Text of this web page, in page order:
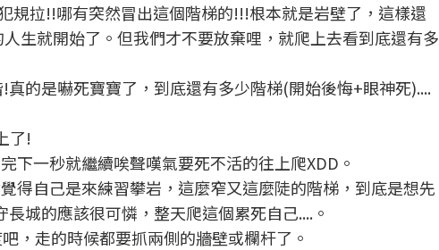
規拉!!哪有突然冒出這個階梯的!!!根本就是岩壁了，這樣還
生就開始了。但我們才不要放棄哩，就爬上去看到底還有多
的是嚇死寶寶了，到底還有多少階梯(開始後悔+眼神死)....
了!
下一秒就繼續唉聲嘆氣要死不活的往上爬XDD。
得自己是來練習攀岩，這麼窄又這麼陡的階梯，到底是想先
城的應該很可憐，整天爬這個累死自己....。
，走的時候都要抓兩側的牆壁或欄杆了。